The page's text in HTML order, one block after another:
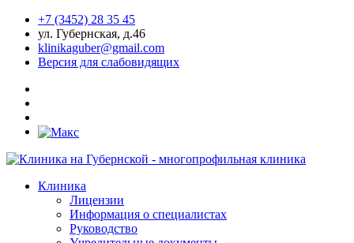
+7 (3452) 28 35 45
ул. Губернская, д.46
klinikaguber@gmail.com
Версия для слабовидящих
Клиника
Лицензии
Информация о специалистах
Руководство